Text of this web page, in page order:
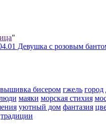
"
вышивка бисером гжель город
маяки морская стихия
уютный дом фантазия
традиции